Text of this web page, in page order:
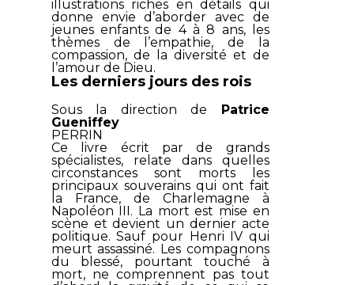
illustrations riches en détails qui
donne envie d’aborder avec de
jeunes enfants de 4 à 8 ans, les
thèmes de l’empathie, de la
compassion, de la diversité et de
l’amour de Dieu.
Les derniers jours des rois
Sous la direction de Patrice
Gueniffey
PERRIN
Ce livre écrit par de grands
spécialistes, relate dans quelles
circonstances sont morts les
principaux souverains qui ont fait
la France, de Charlemagne à
Napoléon III. La mort est mise en
scène et devient un dernier acte
politique. Sauf pour Henri IV qui
meurt assassiné. Les compagnons
du blessé, pourtant touché à
mort, ne comprennent pas tout